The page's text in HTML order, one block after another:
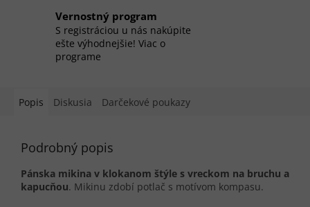
Vernostný program
S registráciou u nás nakúpite
ešte výhodnejšie! Viac o
programe
Popis Diskusia Darčekové poukazy
Podrobný popis
Pánska mikina v klokanom štýle s vreckom na bruchu a
kapucňou. Mikinu zdobí potlač s motívom kompasu.